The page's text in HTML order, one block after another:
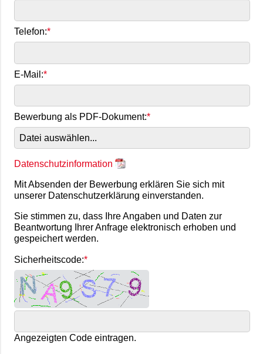
Telefon:
E-Mail:
Bewerbung als PDF-Dokument:
Datei auswählen...
Datenschutzinformation
Mit Absenden der Bewerbung erklären Sie sich mit
unserer Datenschutzerklärung einverstanden.
Sie stimmen zu, dass Ihre Angaben und Daten zur
Beantwortung Ihrer Anfrage elektronisch erhoben und
gespeichert werden.
Sicherheitscode:
Angezeigten Code eintragen.